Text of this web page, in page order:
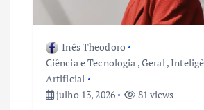
Inês Theodoro
Ciência e Tecnologia ,Geral ,
Artificial
julho 13, 2026
81 views